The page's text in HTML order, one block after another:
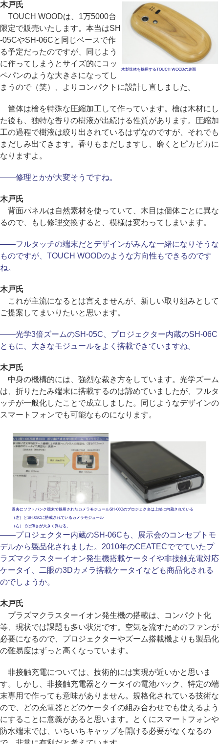
木製筐体を採用するTOUCH WOODの裏面
木戸氏
TOUCH WOODは、1万5000台
限定で販売いたします。本当はSH
-05CやSH-06Cと同じベースで作
る予定だったのですが、同じよう
に作ってしまうとサイズ的にコッ
ペパンのような大きさになってし
まうので（笑）、よりコンパクトに設計し直しました。
筐体は檜を特殊な圧縮加工して作っています。檜は木材にし
た後も、独特な香りの樹液が出続ける性質があります。圧縮加
工の過程で樹液は絞り出されているはずなのですが、それでも
まだしみ出てきます。香りもまだしますし、磨くとピカピカに
なりますよ。
――修理とかが大変そうですね。
木戸氏
背面パネルは自然素材を使っていて、木目は個体ごとに異な
るので、もし修理交換すると、模様は変わってしまいます。
――フルタッチの端末だとデザインがみんな一緒になりそうな
ものですが、TOUCH WOODのような方向性もできるのです
ね。
木戸氏
これが主流になるとは言えませんが、新しい取り組みとして
ご提案してまいりたいと思います。
――光学3倍ズームのSH-05C、プロジェクター内蔵のSH-06C
ともに、大きなモジュールをよく搭載できていますね。
木戸氏
中身の機構的には、強烈な裁き方をしています。光学ズーム
は、折りたたみ端末に搭載するのは諦めていましたが、フルタ
ッチが一般化したことで成立しました。同じようなデザインの
スマートフォンでも可能なものになります。
過去にソフトバンク端末で採用されたカメラモジュール
（左）とSH-05Cに搭載されているカメラモジュール
（右）では薄さが大きく異なる。
SH-06Cのプロジェクタは上端に内蔵されている
――プロジェクター内蔵のSH-06Cも、展示会のコンセプトモ
デルから製品化されました。2010年のCEATECででていたプ
ラズマクラスターイオン発生機搭載ケータイや非接触充電対応
ケータイ、二眼の3Dカメラ搭載ケータイなども商品化される
のでしょうか。
木戸氏
プラズマクラスターイオン発生機の搭載は、コンパクト化
等、現状では課題も多い状況です。空気を流すためのファンが
必要になるので、プロジェクターやズーム搭載機よりも製品化
の難易度はずっと高くなっています。
非接触充電については、技術的には実現が近いかと思いま
す。しかし、非接触充電器とケータイの電池パック、特定の端
末専用で作っても意味がありません。規格化されている技術な
ので、どの充電器とどのケータイの組み合わせでも使えるよう
にすることに意義があると思います。とくにスマートフォンや
防水端末では、いちいちキャップを開ける必要がなくなるの